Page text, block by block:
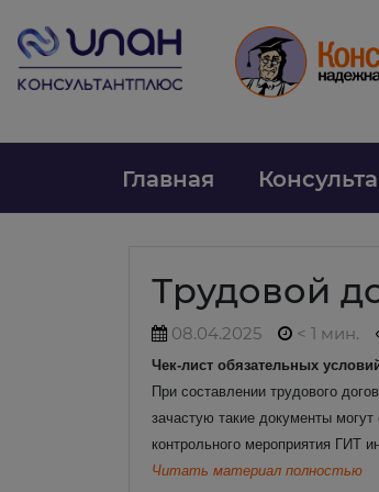
Главная
Трудовой
08.04.2025 < 1 мин.
Чек-лист обязательных
При составлении трудового
зачастую такие документы
контрольного мероприятия ГИТ
Читать материал полностью